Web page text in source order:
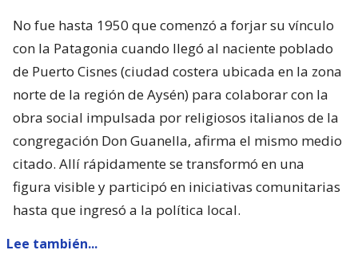
No fue hasta 1950 que comenzó a forjar su vínculo
con la Patagonia cuando llegó al naciente poblado
de Puerto Cisnes (ciudad costera ubicada en la zona
norte de la región de Aysén) para colaborar con la
obra social impulsada por religiosos italianos de la
congregación Don Guanella, afirma el mismo medio
citado. Allí rápidamente se transformó en una
figura visible y participó en iniciativas comunitarias
hasta que ingresó a la política local.
Lee también...